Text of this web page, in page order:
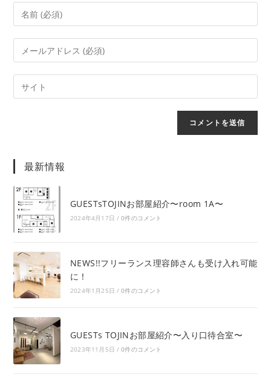
最新情報
GUESTsTOJINお部屋紹介〜room 1A〜
2024年4月17日 / 0件のコメント
NEWS!!フリーランス理容師さんも受け入れ可能
に！
2024年1月25日 / 0件のコメント
GUESTs TOJINお部屋紹介〜入り口待合室〜
2023年11月5日 / 0件のコメント